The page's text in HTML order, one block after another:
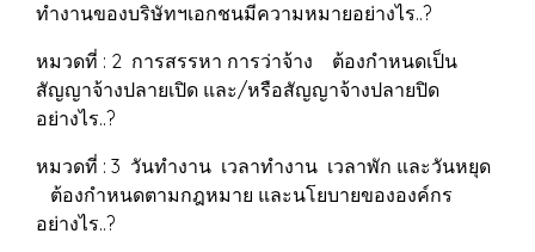
ทำงานของบริษัทฯเอกชนมีความหมายอย่างไร..?
หมวดที่ : 2 การสรรหา การว่าจ้าง ต้องกำหนดเป็น
สัญญาจ้างปลายเปิด และ/หรือสัญญาจ้างปลายปิด
อย่างไร..?
หมวดที่ : 3 วันทำงาน เวลาทำงาน เวลาพัก และวันหยุด
ต้องกำหนดตามกฎหมาย และนโยบายขององค์กร
อย่างไร..?